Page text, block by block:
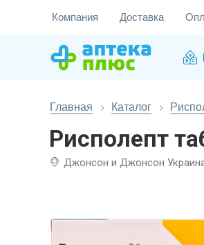
Компания Доставка
Главная Каталог
Рисполепт
Джонсон и Джонсон